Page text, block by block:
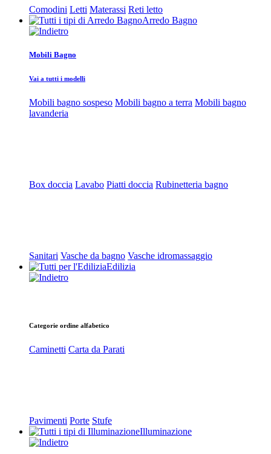
Comodini Letti Materassi Reti letto
Arredo Bagno
Mobili Bagno
Vai a tutti i modelli
Mobili bagno sospeso Mobili bagno a terra Mobili bagno
lavanderia
Box doccia Lavabo Piatti doccia Rubinetteria bagno
Sanitari Vasche da bagno Vasche idromassaggio
Edilizia
Categorie ordine alfabetico
Caminetti Carta da Parati
Pavimenti Porte Stufe
Illuminazione